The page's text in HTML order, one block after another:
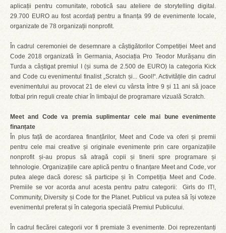
aplicații pentru comunitate, robotică sau ateliere de storytelling digital.
29.700 EURO au fost acordați pentru a finanța 99 de evenimente locale,
organizate de 78 organizații nonprofit.
În cadrul ceremoniei de desemnare a câștigătorilor Competiției Meet and
Code 2018 organizată în Germania, Asociația Pro Teodor Murășanu din
Turda a câștigat premiul I (și suma de 2.500 de EURO) la categoria Kick
and Code cu evenimentul finalist „Scratch și... Gool!“. Activitățile din cadrul
evenimentului au provocat 21 de elevi cu vârsta între 9 și 11 ani să joace
fotbal prin reguli create chiar în limbajul de programare vizuală Scratch.
Meet and Code va premia suplimentar cele mai bune evenimente
finanțate
În plus față de acordarea finanțărilor, Meet and Code va oferi și premii
pentru cele mai creative și originale evenimente prin care organizațiile
nonprofit și-au propus să atragă copii și tinerii spre programare și
tehnologie. Organizațiile care aplică pentru o finanțare Meet and Code, vor
putea alege dacă doresc să participe și în Competiția Meet and Code.
Premiile se vor acorda anul acesta pentru patru categorii: Girls do IT!,
Community, Diversity și Code for the Planet. Publicul va putea să își voteze
evenimentul preferat și în categoria specială Premiul Publicului.
În cadrul fiecărei categorii vor fi premiate 3 evenimente. Doi reprezentanți